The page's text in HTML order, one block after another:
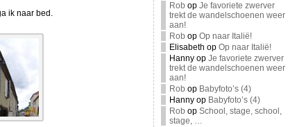
ik naar bed.
Rob op Je favoriete zwerver
trekt de wandelschoenen weer
aan!
Rob op Op naar Italië!
Elisabeth op Op naar Italië!
Hannyop Je favoriete zwerver
trekt de wandelschoenen weer
aan!
Rob op Babyfoto’s (4)
Hannyop Babyfoto’s (4)
Rob op School, stage, school,
stage, …